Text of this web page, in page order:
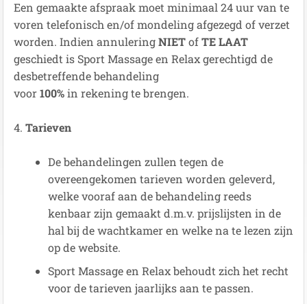
Een gemaakte afspraak moet minimaal 24 uur van te
voren telefonisch en/of mondeling afgezegd of verzet
worden. Indien annuleringNIETofTE LAAT
geschiedt is Sport Massage en Relax gerechtigd de
desbetreffende behandeling
voor100%in rekening te brengen.
4. Tarieven
De behandelingen zullen tegen de
overeengekomen tarieven worden geleverd,
welke vooraf aan de behandeling reeds
kenbaar zijn gemaakt d.m.v. prijslijsten in de
hal bij de wachtkamer en welke na te lezen zijn
op de website.
Sport Massage en Relax behoudt zich het recht
voor de tarieven jaarlijks aan te passen.